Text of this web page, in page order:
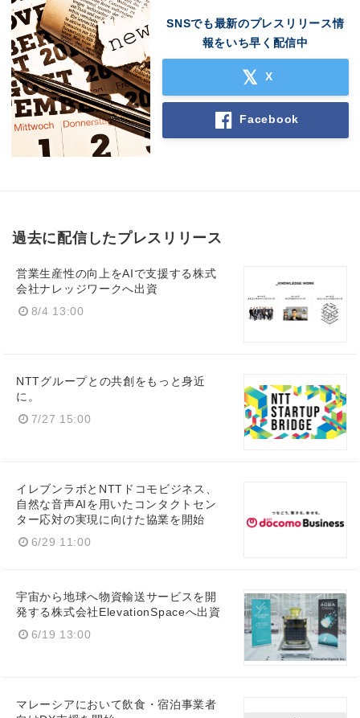
SNSでも最新のプレスリリース情
報をいち早く配信中
X
Facebook
過去に配信したプレスリリース
営業生産性の向上をAIで支援する株式
会社ナレッジワークへ出資
8/4 13:00
NTTグループとの共創をもっと身近
に。
7/27 15:00
イレブンラボとNTTドコモビジネス、
自然な音声AIを用いたコンタクトセン
ター応対の実現に向けた協業を開始
6/29 11:00
宇宙から地球へ物資輸送サービスを開
発する株式会社ElevationSpaceへ出資
6/19 13:00
マレーシアにおいて飲食・宿泊事業者